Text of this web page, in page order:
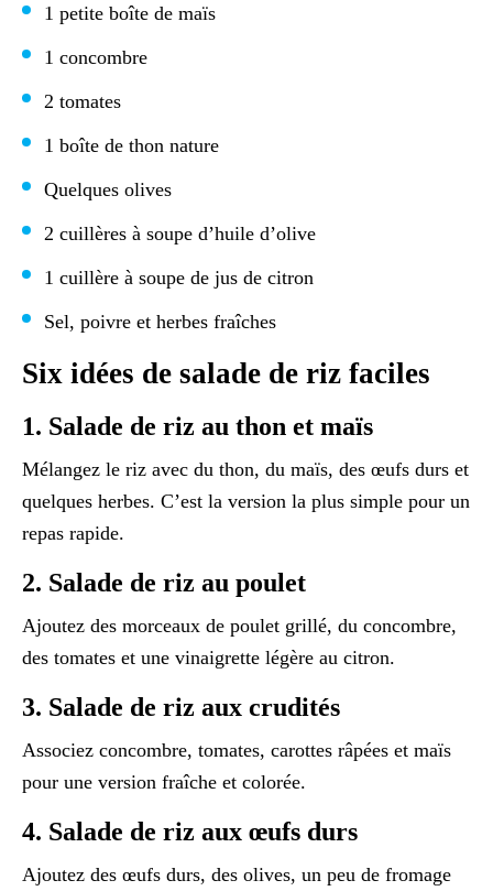
1 petite boîte de maïs
1 concombre
2 tomates
1 boîte de thon nature
Quelques olives
2 cuillères à soupe d’huile d’olive
1 cuillère à soupe de jus de citron
Sel, poivre et herbes fraîches
Six idées de salade de riz faciles
1. Salade de riz au thon et maïs
Mélangez le riz avec du thon, du maïs, des œufs durs et
quelques herbes. C’est la version la plus simple pour un
repas rapide.
2. Salade de riz au poulet
Ajoutez des morceaux de poulet grillé, du concombre,
des tomates et une vinaigrette légère au citron.
3. Salade de riz aux crudités
Associez concombre, tomates, carottes râpées et maïs
pour une version fraîche et colorée.
4. Salade de riz aux œufs durs
Ajoutez des œufs durs, des olives, un peu de fromage